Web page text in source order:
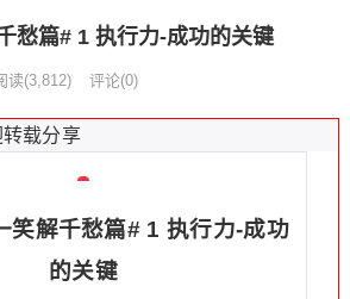
愁篇# 1 执行力-成功的关键
读(3,812) 评论(0)
载分享
笑解千愁篇# 1 执行力-成功
的关键